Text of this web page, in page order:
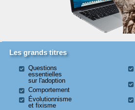
Les grands titres
Questions
essentielles
sur l'adoption
Comportement
Évolutionnisme
et fixisme